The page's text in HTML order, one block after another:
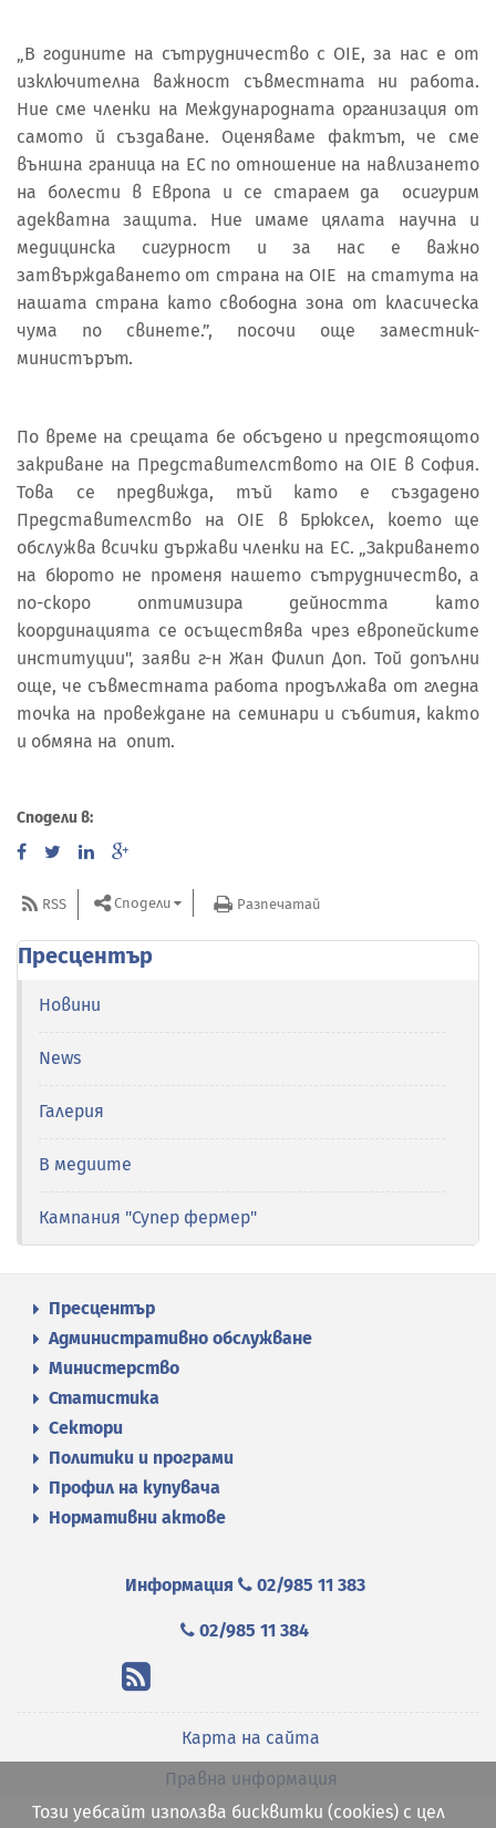
„В годините на сътрудничество с OIE, за нас е от
изключителна важност съвместната ни работа.
Ние сме членки на Международната организация от
самото й създаване. Оценяваме фактът, че сме
външна граница на ЕС по отношение на навлизането
на болести в Европа и се стараем да осигурим
адекватна защита. Ние имаме цялата научна и
медицинска сигурност и за нас е важно
затвърждаването от страна на ОIE на статута на
нашата страна като свободна зона от класическа
чума по свинете.”, посочи още заместник-
министърът.
По време на срещата бe обсъдено и предстоящото
закриване на Представителството на OIE в София.
Това се предвижда, тъй като е създадено
Представителство на OIE в Брюксел, което ще
обслужва всички държави членки на ЕС. „Закриването
на бюрото не променя нашето сътрудничество, а
по-скоро оптимизира дейността като
координацията се осъществява чрез европейските
институции", заяви г-н Жан Филип Доп. Той допълни
още, че съвместната работа продължава от гледна
точка на провеждане на семинари и събития, както
и обмяна на опит.
Сподели в:
RSS Сподели Разпечатай
Пресцентър
Новини
News
Галерия
В медиите
Кампания "Супер фермер"
Пресцентър
Административно обслужване
Министерство
Статистика
Сектори
Политики и програми
Профил на купувача
Нормативни актове
Информация 02/985 11 383
02/985 11 384
Карта на сайта
Правна информация
Този уебсайт използва бисквитки (cookies) с цел